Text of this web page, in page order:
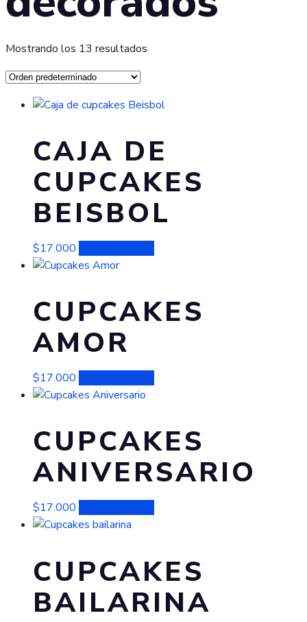
Mostrando los 13 resultados
CAJA DE
CUPCAKES
BEISBOL
$17.000
CUPCAKES
AMOR
$17.000
CUPCAKES
ANIVERSARIO
$17.000
CUPCAKES
BAILARINA